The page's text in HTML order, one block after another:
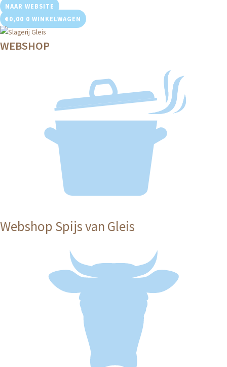
Ga
naar
de
inhoud
NAAR WEBSITE
€0,00 0 WINKELWAGEN
WEBSHOP
Webshop Spijs van Gleis